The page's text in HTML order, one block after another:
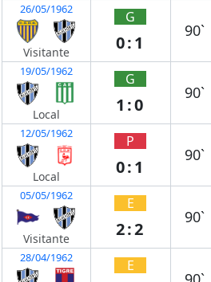
26/05/1962
Visitante
G
0:1
90`
19/05/1962
Local
G
1:0
90`
12/05/1962
Local
P
0:1
90`
05/05/1962
Visitante
E
2:2
90`
28/04/1962 E